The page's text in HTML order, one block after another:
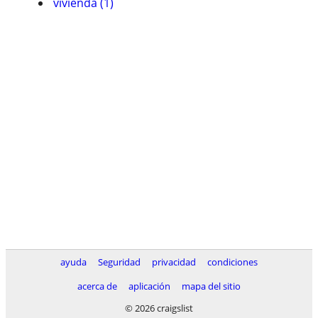
ayuda Seguridad privacidad
condiciones
acerca de
aplicación
mapa del sitio
© 2026 craigslist